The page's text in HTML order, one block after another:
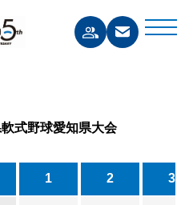
式野球愛知県大会
1 2 3